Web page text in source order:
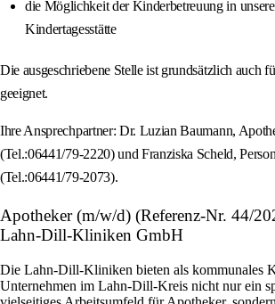
die Möglichkeit der Kinderbetreuung in
Kindertagesstätte
Die ausgeschriebene Stelle ist grundsätzlich auch
geeignet.
Ihre Ansprechpartner: Dr. Luzian Baumann,
(Tel.:06441/79-2220) und Franziska Scheld,
(Tel.:06441/79-2073).
Apotheker (m/w/d) (Referenz-Nr. 44/
Lahn-Dill-Kliniken GmbH
Die Lahn-Dill-Kliniken bieten als kommunales
Unternehmen im Lahn-Dill-Kreis nicht nur ein